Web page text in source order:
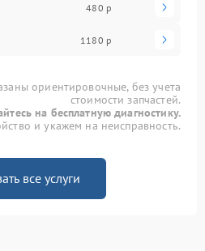
480 р
1180 р
ориентировочные, без учета
стоимости запчастей.
на бесплатную диагностику.
и укажем на неисправность.
все услуги